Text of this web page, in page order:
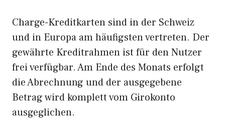
Charge-Kreditkarten sind in der Schweiz
und in Europa am häufigsten vertreten. Der
gewährte Kreditrahmen ist für den Nutzer
frei verfügbar. Am Ende des Monats erfolgt
die Abrechnung und der ausgegebene
Betrag wird komplett vom Girokonto
ausgeglichen.